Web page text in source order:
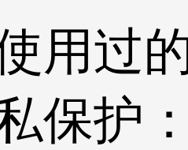
用过
保护